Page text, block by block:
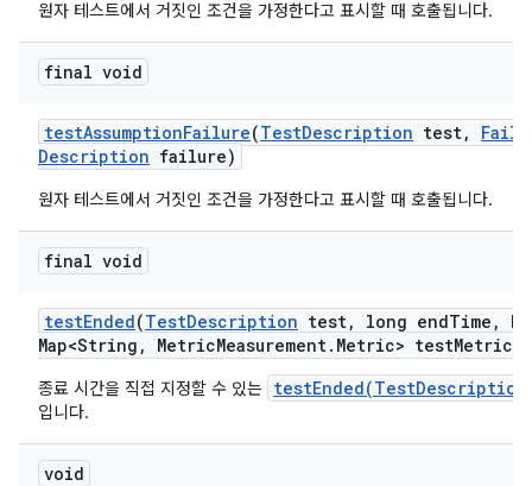
원자 테스트에서 거짓인 조건을 가정한다고 표시할 때 호출됩니다.
final void
testAssumptionFailure(TestDescription test,
Description failure)
원자 테스트에서 거짓인 조건을 가정한다고 표시할 때 호출됩니다.
final void
testEnded(TestDescription test, long endTime ,
Map<String , MetricMeasurement. Metric> testMetrics)
종료 시간을 직접 지정할 수 있는
입니다.
void